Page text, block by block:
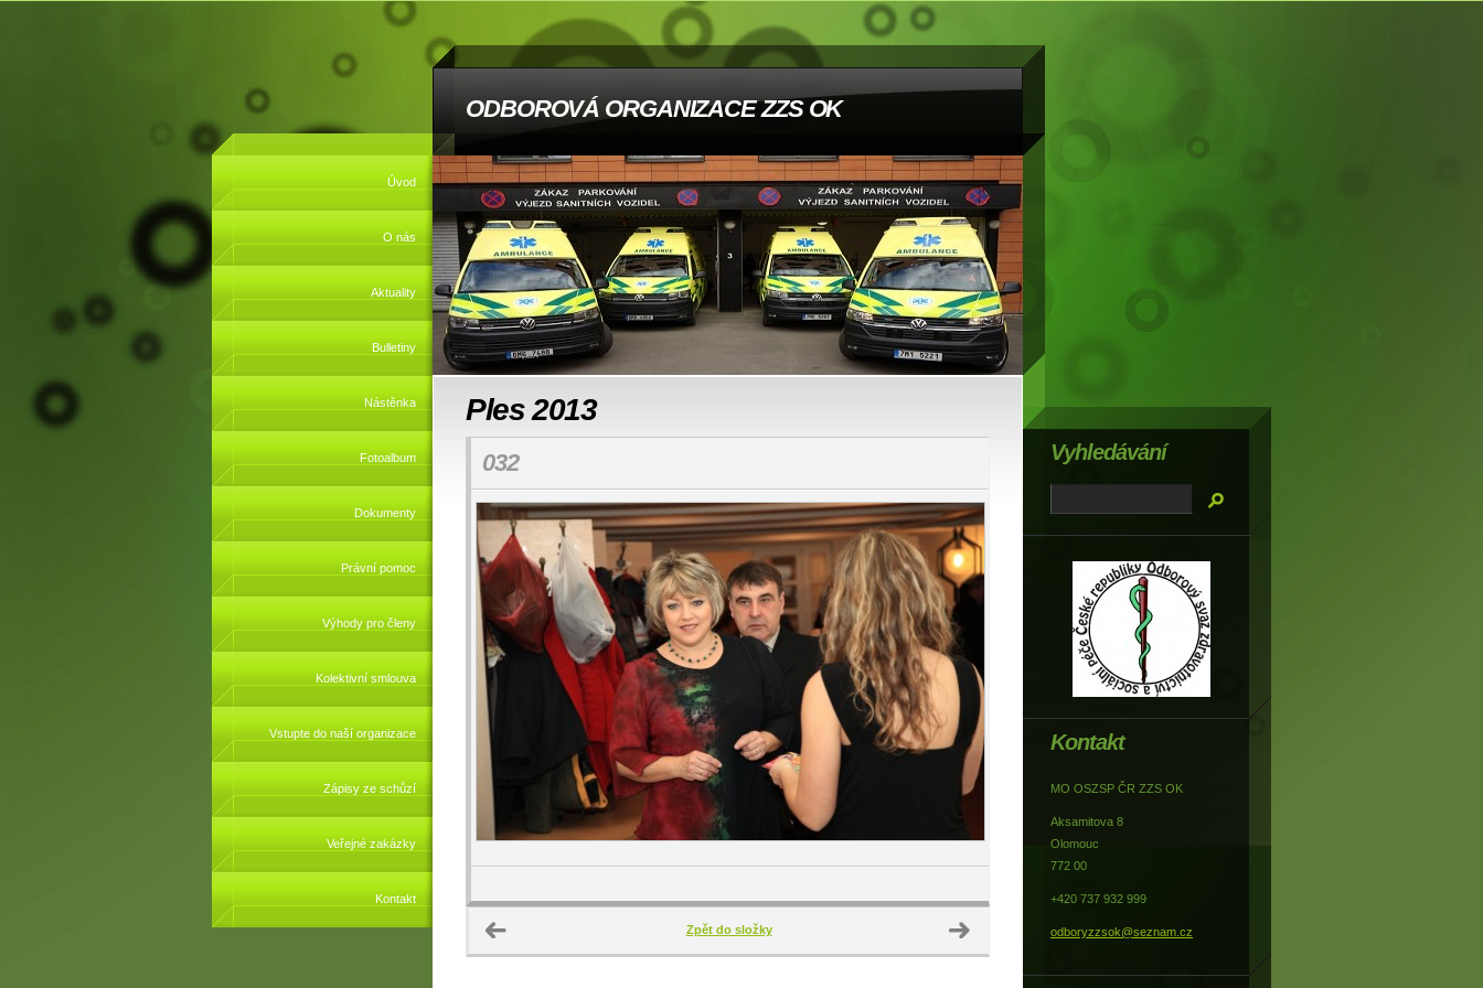
ODBOROVÁ ORGANIZACE ZZS OK
Úvod
O nás
Aktuality
Bulletiny
Nástěnka
Fotoalbum
Dokumenty
Právní pomoc
Výhody pro členy
Kolektivní smlouva
Vstupte do naší organizace
Zápisy ze schůzí
Veřejné zakázky
Kontakt
Ples 2013
032
Zpět do složky
Kontakt
MO OSZSP ČR ZZS OK
Aksamitova 8
Olomouc
772 00
+420 737 932 999
odboryzzsok@seznam.cz
Vyhledávání